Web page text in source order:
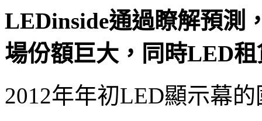
LEDinside通過瞭解預測
場份額巨大，同時LED
2012年年初LED顯示幕